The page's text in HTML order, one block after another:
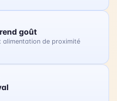
goût
alimentation de proximité